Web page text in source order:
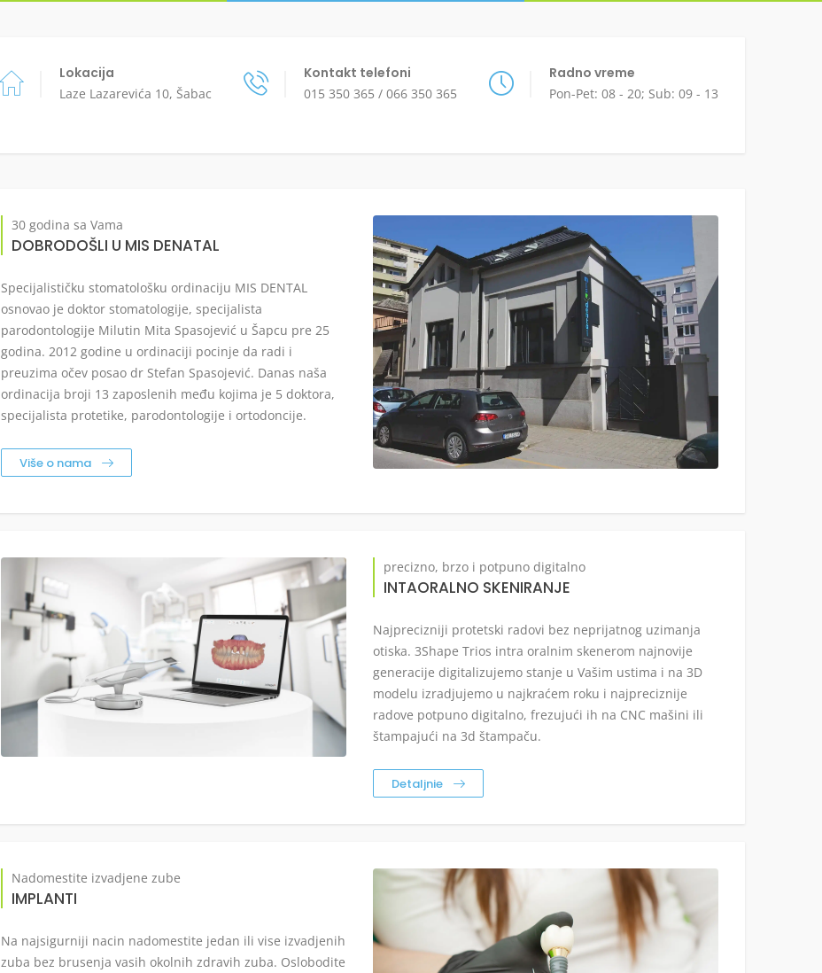
Lokacija
Laze Lazarevića 10, Šabac
Kontakt telefoni
015 350 365 / 066 350 365
Radno vreme
Pon-Pet: 08 - 20; Sub: 09 - 13
30 godina sa Vama
DOBRODOŠLI U MIS DENATAL
Specijalističku stomatološku ordinaciju MIS DENTAL
osnovao je doktor stomatologije, specijalista
parodontologije Milutin Mita Spasojević u Šapcu pre 25
godina. 2012 godine u ordinaciji pocinje da radi i
preuzima očev posao dr Stefan Spasojević. Danas naša
ordinacija broji 13 zaposlenih među kojima je 5 doktora,
specijalista protetike, parodontologije i ortodoncije.
Više o nama
precizno, brzo i potpuno digitalno
INTAORALNO SKENIRANJE
Najprecizniji protetski radovi bez neprijatnog uzimanja
otiska. 3Shape Trios intra oralnim skenerom najnovije
generacije digitalizujemo stanje u Vašim ustima i na 3D
modelu izradjujemo u najkraćem roku i najpreciznije
radove potpuno digitalno, frezujući ih na CNC mašini ili
štampajući na 3d štampaču.
Detaljnie
Nadomestite izvadjene zube
IMPLANTI
Na najsigurniji nacin nadomestite jedan ili vise izvadjenih
zuba bez brusenja vasih okolnih zdravih zuba. Oslobodite